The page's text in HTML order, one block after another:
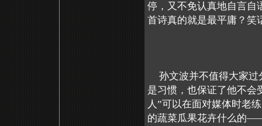
停，又不免认真地自言自
首诗真的就是最平庸？笑
孙文波并不值得大家过
是习惯，也保证了他不会
人”可以在面对媒体时老
的蔬菜瓜果花卉什么的